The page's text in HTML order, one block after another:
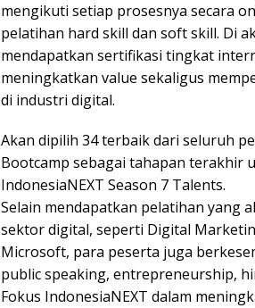
mengikuti setiap prosesnya secara
pelatihan hard skill dan soft skill. Di
mendapatkan sertifikasi tingkat
meningkatkan value sekaligus
di industri digital.
Akan dipilih 34 terbaik dari seluruh
Bootcamp sebagai tahapan terakhir
IndonesiaNEXT Season 7 Talents.
Selain mendapatkan pelatihan yang
sektor digital, seperti Digital
Microsoft, para peserta juga
public speaking, entrepreneurship,
Fokus IndonesiaNEXT dalam